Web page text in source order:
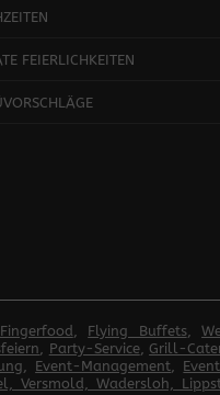
FEIERLICHKEITEN
Fingerfood , Flying Buffets,
, Party-Service, Grill-
, Event-Management,
Versmold, Wadersloh,